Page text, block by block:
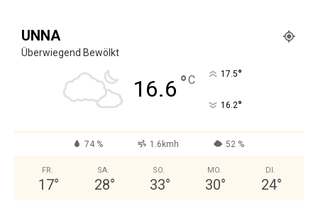
UNNA
Überwiegend Bewölkt
16.6 °C 17.5°
16.2°
74 % 1.6kmh 52 %
FR.
17°
SA.
28°
SO.
33°
MO.
30°
DI.
24°